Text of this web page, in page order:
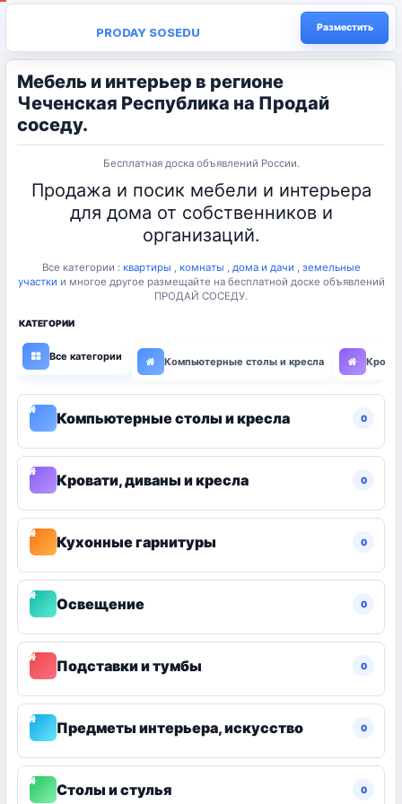
PRODAY SOSEDU Разместить
Мебель и интерьер в регионе
Чеченская Республика на Продай
соседу.
Бесплатная доска объявлений России.
Продажа и посик мебели и интерьера
для дома от собственников и
организаций.
Все категории : квартиры , комнаты , дома и дачи , земельные
участки и многое другое размещайте на бесплатной доске объявлений
ПРОДАЙ СОСЕДУ.
КАТЕГОРИИ
Все категории Компьютерные столы и кресла
Компьютерные столы и кресла 0
Кровати, диваны и кресла 0
Кухонные гарнитуры 0
Освещение 0
Подставки и тумбы 0
Предметы интерьера, искусство 0
Столы и стулья 0